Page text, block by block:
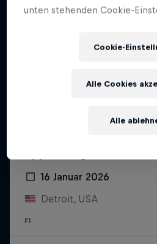
16 Januar 2026
Detroit, USA
F1
unten stehenden Cookie-
Cookie-
Alle
Alle Cookies